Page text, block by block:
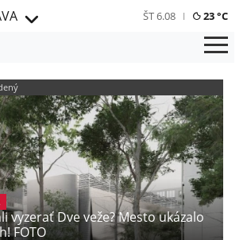
ŠT 6.08 23 °C
vyzerať Dve veže? Mesto ukázalo
FOTO